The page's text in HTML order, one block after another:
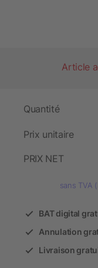
Article
Quantité
Prix unitaire
PRIX NET
sans TVA
BAT digital
Annulation
Livraison